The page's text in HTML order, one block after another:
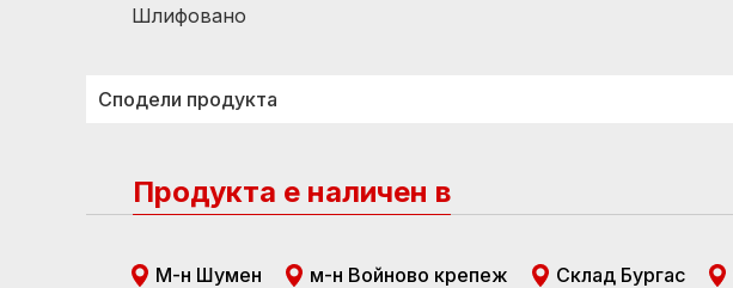
Шлифовано
Сподели продукта
Продукта е наличен в
М-н Шумен м-н Войново крепеж Склад Бургас